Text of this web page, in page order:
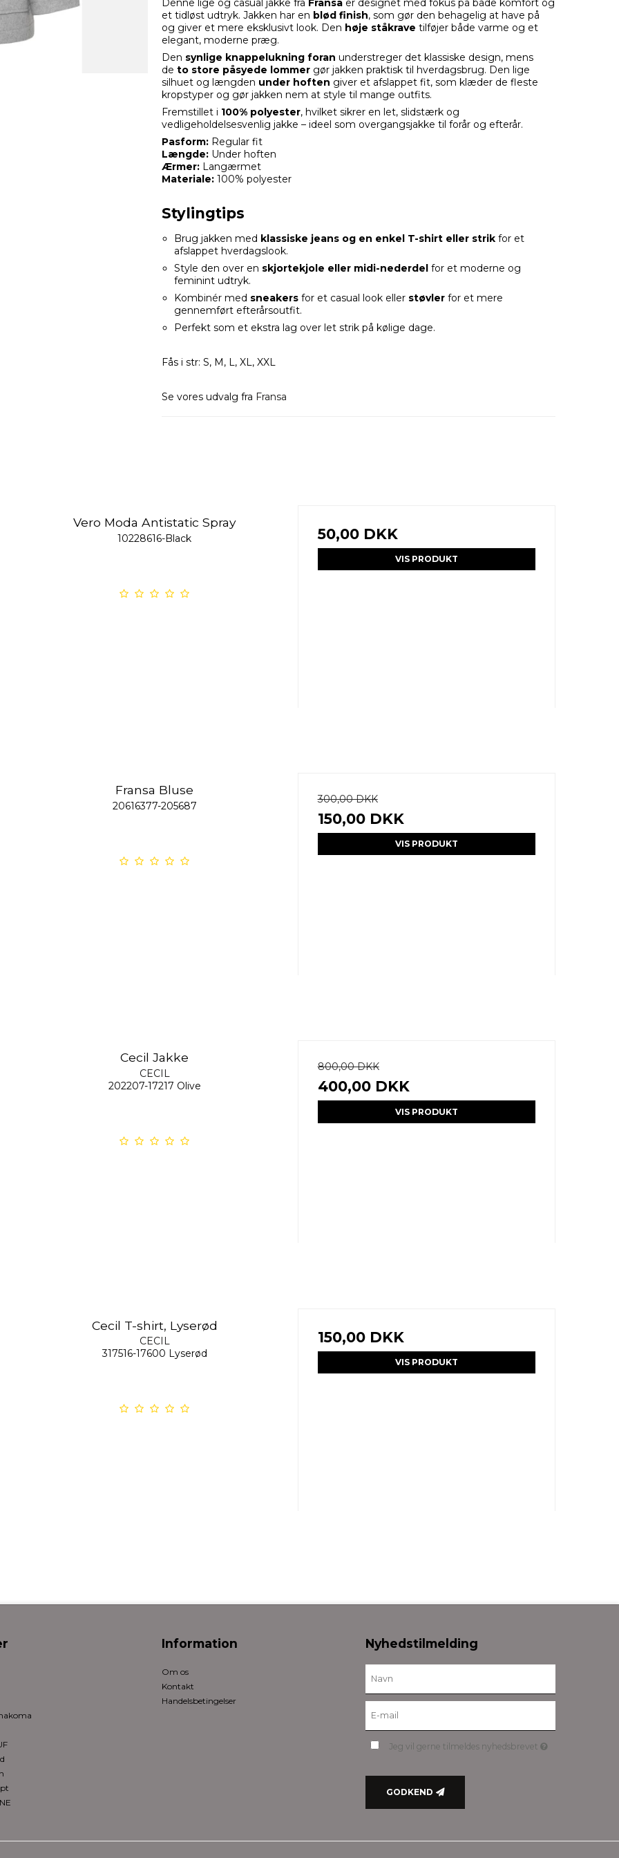
Denne lige og casual jakke fra Fransa er designet med fokus på både komfort og
et tidløst udtryk. Jakken har en blød finish, som gør den behagelig at have på
og giver et mere eksklusivt look. Den høje ståkrave tilføjer både varme og et
elegant, moderne præg.
Den synlige knappelukning foran understreger det klassiske design, mens
de to store påsyede lommer gør jakken praktisk til hverdagsbrug. Den lige
silhuet og længden under hoften giver et afslappet fit, som klæder de fleste
kropstyper og gør jakken nem at style til mange outfits.
Fremstillet i 100% polyester, hvilket sikrer en let, slidstærk og
vedligeholdelsesvenlig jakke – ideel som overgangsjakke til forår og efterår.
Pasform: Regular fit
Længde: Under hoften
Ærmer: Langærmet
Materiale: 100% polyester
Stylingtips
Brug jakken med klassiske jeans og en enkel T-shirt eller strikfor et
afslappet hverdagslook.
Style den over en skjortekjole eller midi-nederdel for et moderne og
feminint udtryk.
Kombinér med sneakersfor et casual look eller støvlerfor et mere
gennemført efterårsoutfit.
Perfekt som et ekstra lag over let strik på kølige dage.
Fås i str: S, M, L, XL, XXL
Se vores udvalg fra Fransa
Vero Moda Antistatic Spray
10228616-Black 50,00 DKK
VIS PRODUKT
Fransa Bluse
20616377-205687
300,00 DKK
150,00 DKK
VIS PRODUKT
Cecil Jakke
CECIL
202207-17217 Olive
800,00 DKK
400,00 DKK
VIS PRODUKT
Cecil T-shirt, Lyserød
CECIL
317516-17600 Lyserød
150,00 DKK
VIS PRODUKT
Information
Om os
Kontakt
Handelsbetingelser
Nyhedstilmelding
Jeg vil gerne tilmeldes nyhedsbrevet
GODKEND